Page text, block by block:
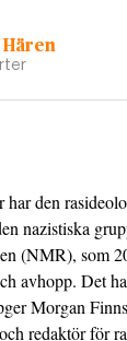
Hären
har den
nazistiska
(NMR), som
avhopp. Det
Morgan
redaktör för